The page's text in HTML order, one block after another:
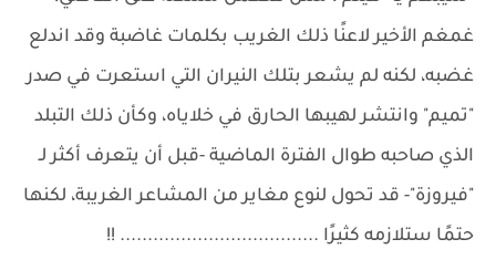
غمغم الأخير لاعنًا ذلك الغريب بكلمات غاضبة وقد اندلع
غضبه، لكنه لم يشعر بتلك النيران التي استعرت في صدر
"تميم" وانتشر لهيبها الحارق في خلاياه، وكأن ذلك التبلد
الذي صاحبه طوال الفترة الماضية -قبل أن يتعرف أكثر لـ
"فيروزة"- قد تحول لنوع مغاير من المشاعر الغريبة، لكنها
حتمًا ستلازمه كثيرًا .................................... !!